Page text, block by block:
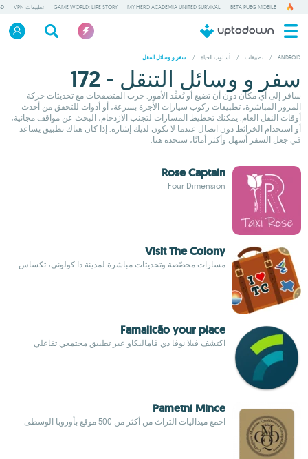
BETA PUBG MOBILE
MY HERO ACADEMIA UNITED SURVIVAL
GAME WORLD: LIFE STORY تطبيقات VPN
ANDROID
/ تطبيقات / أسلوب الحياة / سفر و وسائل التنقل
سفر و وسائل التنقل - 172
سافر إلى أي مكان دون أن تضيع أو تُعقِّد الأمور. جرب المتصفحات مع تحديثات حركة
المرور المباشرة، تطبيقات ركوب سيارات الأجرة بسرعة، أو أدوات للتحقق من أحدث
أوقات النقل العام. يمكنك تخطيط المسارات لتجنب الازدحام، البحث عن مواقف مجانية،
أو استخدام الخرائط دون اتصال عندما لا تكون لديك إشارة. إذا كان هناك تطبيق يساعد
في جعل السفر أسهل وأكثر أمانًا، ستجده هنا.
Rose Captain
Four Dimension
Visit The Colony
مسارات مخصّصة وتحديثات مباشرة لمدينة ذا كولوني، تكساس
Famalicão your place
اكتشف فيلا نوفا دي فاماليكاو عبر تطبيق مجتمعي تفاعلي
Pametni Mince
اجمع ميداليات التراث من أكثر من 500 موقع بأوروبا الوسطى